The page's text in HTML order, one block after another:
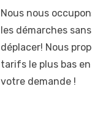
Nous nous
les démarches
déplacer! Nous
tarifs le plus bas
votre demande !